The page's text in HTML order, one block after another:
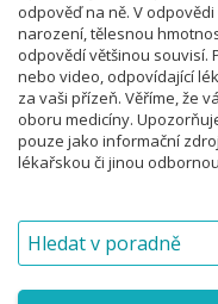
odpověď na ně. V
narození, tělesnou
odpovědí většinou
nebo video, odpovídající
za vaši přízeň. Věříme, že
oboru medicíny.
pouze jako informační
lékařskou či jinou